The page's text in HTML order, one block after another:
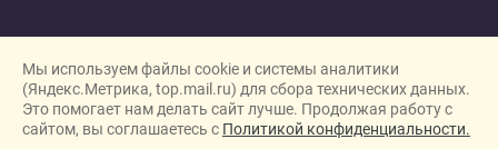
New homes in Dubai
Мы используем файлы cookie и системы аналитики
(Яндекс.Метрика, top.mail.ru) для сбора технических данных.
Это помогает нам делать сайт лучше. Продолжая работу с
сайтом, вы соглашаетесь с Политикой конфиденциальности.